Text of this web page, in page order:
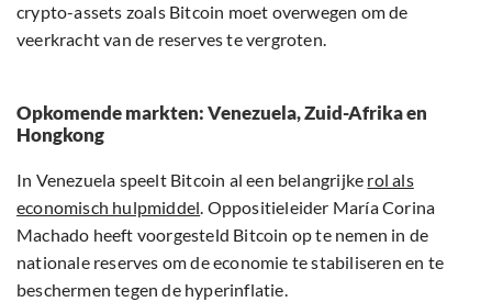
crypto-assets zoals Bitcoin moet overwegen om de
veerkracht van de reserves te vergroten.
Opkomende markten: Venezuela, Zuid-Afrika en
Hongkong
In Venezuela speelt Bitcoin al een belangrijke rol als
economisch hulpmiddel. Oppositieleider María Corina
Machado heeft voorgesteld Bitcoin op te nemen in de
nationale reserves om de economie te stabiliseren en te
beschermen tegen de hyperinflatie.